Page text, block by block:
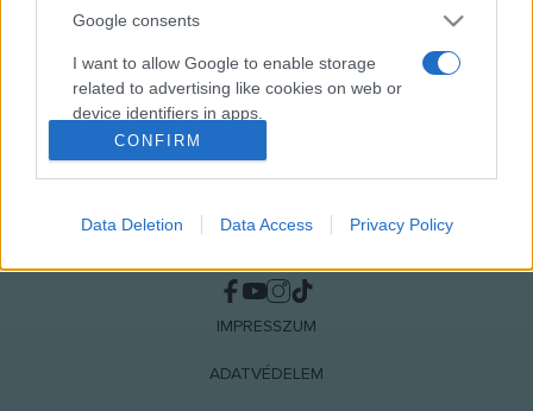
Google consents
I want to allow Google to enable storage
related to advertising like cookies on web or
device identifiers in apps.
I want to allow my user data to be sent to
I want to allow Google to send me
I want to allow Google to enable storage
related to analytics like cookies on web or
CONFIRM
Data Deletion Data Access Privacy Policy
IMPRESSZUM
ADATVÉDELEM